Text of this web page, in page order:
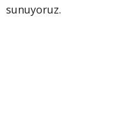
sunuyoruz.